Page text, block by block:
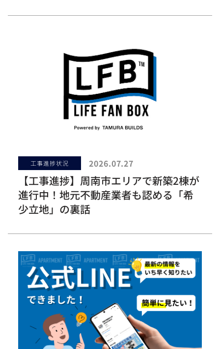
工事進捗状況 2026.07.27
【工事進捗】周南市エリアで新築2棟が
進行中！地元不動産業者も認める「希
少立地」の裏話